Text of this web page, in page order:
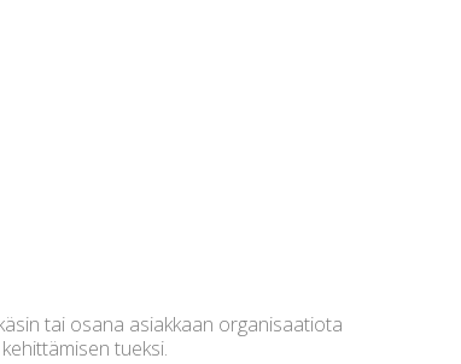
tai osana asiakkaan organisaatiota
tueksi.